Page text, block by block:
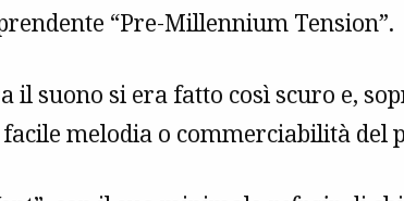
“Pre-Millennium Tension”.
il suono si era fatto così scuro e,
melodia o commerciabilità del